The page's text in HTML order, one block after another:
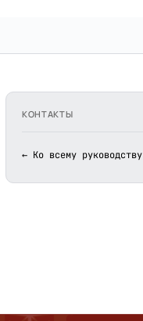
КОНТАКТЫ
← Ко всему руководству